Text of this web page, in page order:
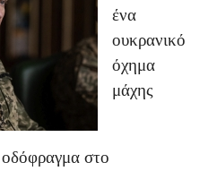
ένα
ουκρανικό
όχημα
μάχης
στο